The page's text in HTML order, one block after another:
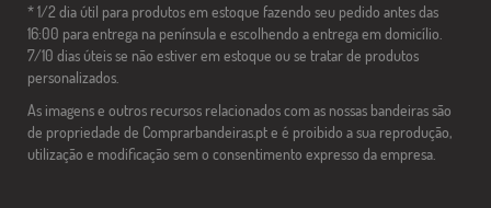
* 1/2 dia útil para produtos em estoque fazendo seu pedido antes das
16:00 para entrega na península e escolhendo a entrega em domicílio.
7/10 dias úteis se não estiver em estoque ou se tratar de produtos
personalizados.
As imagens e outros recursos relacionados com as nossas bandeiras são
de propriedade de Comprarbandeiras.pt e é proibido a sua reprodução,
utilização e modificação sem o consentimento expresso da empresa.